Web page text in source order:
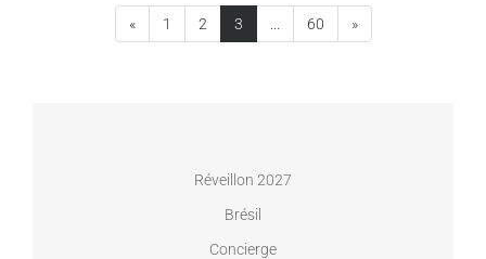
« 1 2 3(current) 60 »
Réveillon 2027
Brésil
Concierge